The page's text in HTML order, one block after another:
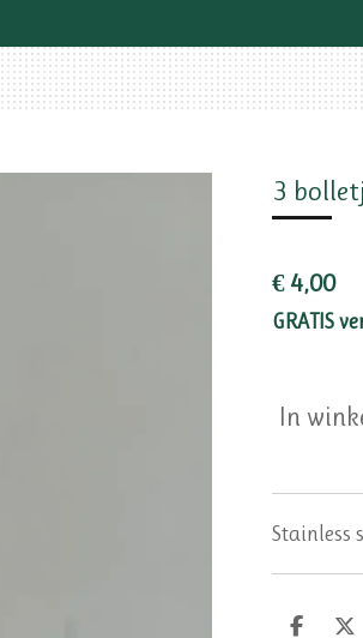
3
€ 4,00
GRATIS
In
Stainless